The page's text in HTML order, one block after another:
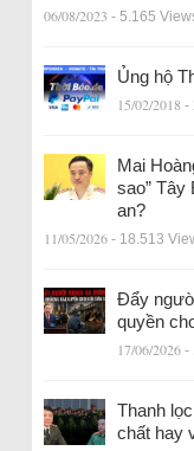
06/08/2023 - 5.165
Ủng hộ
15/02/2018 -
Mai
sao” Tây
an?
11/05/2026 - 18.513
Đẩy
quyền
17/06/2026 -
Thanh
chất hay